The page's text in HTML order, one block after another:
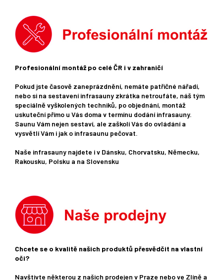
Profesionální montáž po celé ČR i v zahraničí
Pokud jste časově zaneprázdnění, nemáte patřičné nářadí,
nebo si na sestavení infrasauny zkrátka netroufáte, náš tým
speciálně vyškolených techniků, po objednání, montáž
uskuteční přímo u Vás doma v termínu dodání infrasauny.
Saunu Vám nejen sestaví, ale zaškolí Vás do ovládání a
vysvětlí Vám i jak o infrasaunu pečovat.
Naše infrasauny najdete i v Dánsku, Chorvatsku, Německu,
Rakousku, Polsku a na Slovensku
Chcete se o kvalitě našich produktů přesvědčit na vlastní
oči?
Navštivte některou z našich prodejen v Praze nebo ve Zlíně a